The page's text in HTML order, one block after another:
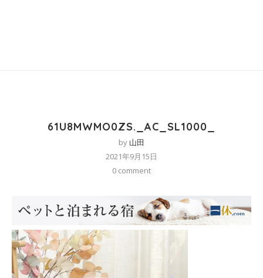
61U8MWMO0ZS._AC_SL1000_
by 山田
2021年9月15日
0 comment